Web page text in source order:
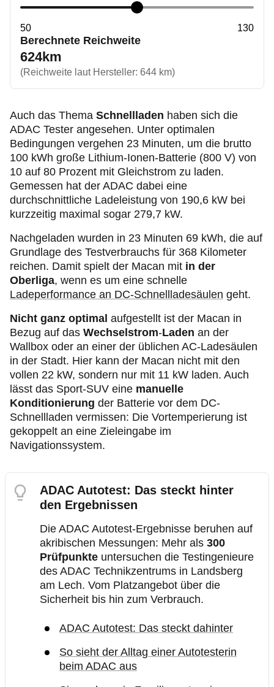
50 130
Berechnete Reichweite
624km
(Reichweite laut Hersteller: 644 km)
Auch das Thema Schnellladen haben sich die
ADAC Tester angesehen. Unter optimalen
Bedingungen vergehen 23 Minuten, um die brutto
100 kWh große Lithium-Ionen-Batterie (800 V) von
10 auf 80 Prozent mit Gleichstrom zu laden.
Gemessen hat der ADAC dabei eine
durchschnittliche Ladeleistung von 190,6 kW bei
kurzzeitig maximal sogar 279,7 kW.
Nachgeladen wurden in 23 Minuten 69 kWh, die auf
Grundlage des Testverbrauchs für 368 Kilometer
reichen. Damit spielt der Macan mit in der
Oberliga, wenn es um eine schnelle
Ladeperformance an DC-Schnellladesäulen geht.
Nicht ganz optimal aufgestellt ist der Macan in
Bezug auf das Wechselstrom-Laden an der
Wallbox oder an einer der üblichen AC-Ladesäulen
in der Stadt. Hier kann der Macan nicht mit den
vollen 22 kW, sondern nur mit 11 kW laden. Auch
lässt das Sport-SUV eine manuelle
Konditionierung der Batterie vor dem DC-
Schnellladen vermissen: Die Vortemperierung ist
gekoppelt an eine Zieleingabe im
Navigationssystem.
ADAC Autotest: Das steckt hinter
den Ergebnissen
Die ADAC Autotest-Ergebnisse beruhen auf
akribischen Messungen: Mehr als 300
Prüfpunkte untersuchen die Testingenieure
des ADAC Technikzentrums in Landsberg
am Lech. Vom Platzangebot über die
Sicherheit bis hin zum Verbrauch.
ADAC Autotest: Das steckt dahinter
So sieht der Alltag einer Autotesterin
beim ADAC aus